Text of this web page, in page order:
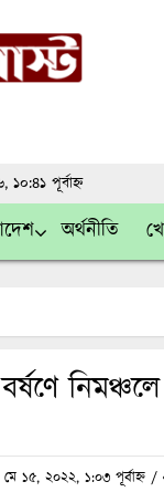
পূর্বাহ্ন
অর্থনীতি
১৫, ২০২২, ১:০৩ পূর্বাহ্ন /